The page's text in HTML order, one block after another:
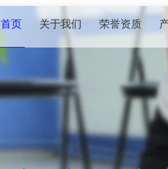
首页 关于我们 荣誉资质